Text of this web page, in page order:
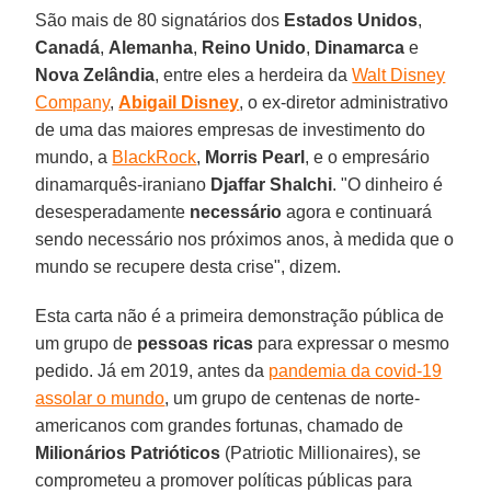
São mais de 80 signatários dos Estados Unidos,
Canadá, Alemanha, Reino Unido, Dinamarca e
Nova Zelândia, entre eles a herdeira daWalt Disney
Company,Abigail Disney, o ex-diretor administrativo
de uma das maiores empresas de investimento do
mundo, a BlackRock, Morris Pearl , e o empresário
dinamarquês-iraniano Djaffar Shalchi. "O dinheiro é
desesperadamente necessário agora e continuará
sendo necessário nos próximos anos, à medida que o
mundo se recupere desta crise", dizem.
Esta carta não é a primeira demonstração pública de
um grupo de pessoas ricas para expressar o mesmo
pedido. Já em 2019, antes da pandemia da covid-19
assolar o mundo, um grupo de centenas de norte-
americanos com grandes fortunas, chamado de
Milionários Patrióticos (Patriotic Millionaires), se
comprometeu a promover políticas públicas para